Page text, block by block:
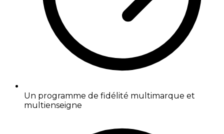
Un programme de fidélité multimarque et
multienseigne